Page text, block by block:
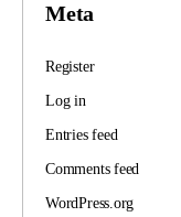
Meta
Register
Log in
Entries feed
Comments feed
WordPress.org